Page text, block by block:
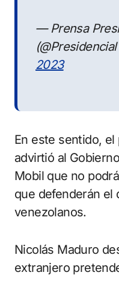
— Prensa
2023
En este sentido,
advirtió al
Mobil que no
que defenderán el
venezolanos.
Nicolás Maduro
extranjero